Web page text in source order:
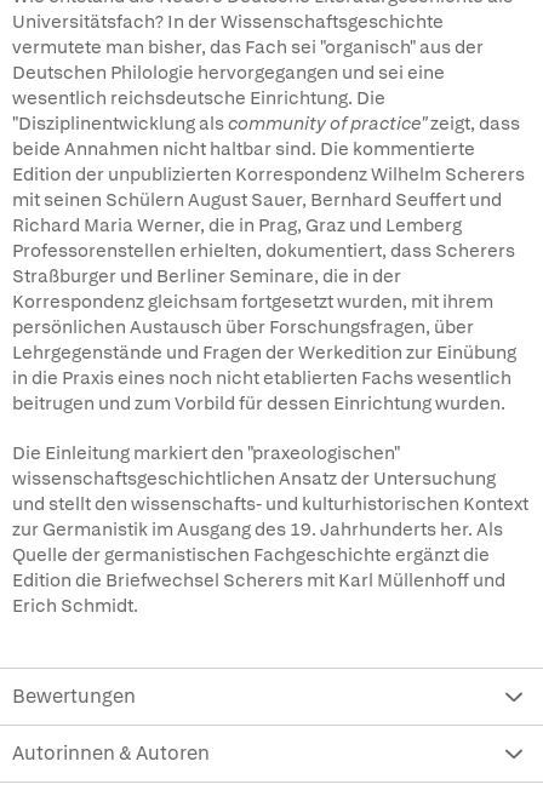
Universitätsfach? In der Wissenschaftsgeschichte
vermutete man bisher, das Fach sei "organisch" aus der
Deutschen Philologie hervorgegangen und sei eine
wesentlich reichsdeutsche Einrichtung. Die
"Disziplinentwicklung alscommunity of practice"zeigt, dass
beide Annahmen nicht haltbar sind. Die kommentierte
Edition der unpublizierten Korrespondenz Wilhelm Scherers
mit seinen Schülern August Sauer, Bernhard Seuffert und
Richard Maria Werner, die in Prag, Graz und Lemberg
Professorenstellen erhielten, dokumentiert, dass Scherers
Straßburger und Berliner Seminare, die in der
Korrespondenz gleichsam fortgesetzt wurden, mit ihrem
persönlichen Austausch über Forschungsfragen, über
Lehrgegenstände und Fragen der Werkedition zur Einübung
in die Praxis eines noch nicht etablierten Fachs wesentlich
beitrugen und zum Vorbild für dessen Einrichtung wurden.
Die Einleitung markiert den "praxeologischen"
wissenschaftsgeschichtlichen Ansatz der Untersuchung
und stellt den wissenschafts- und kulturhistorischen Kontext
zur Germanistik im Ausgang des 19. Jahrhunderts her. Als
Quelle der germanistischen Fachgeschichte ergänzt die
Edition die Briefwechsel Scherers mit Karl Müllenhoff und
Erich Schmidt.
Bewertungen
Autorinnen & Autoren